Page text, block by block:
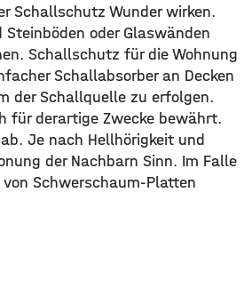
Schallschutz Wunder wirken.
oder Glaswänden
Schallschutz für die Wohnung
Schallabsorber an Decken
der Schallquelle zu erfolgen.
für derartige Zwecke bewährt.
Je nach Hellhörigkeit und
der Nachbarn Sinn. Im Falle
Schwerschaum-Platten